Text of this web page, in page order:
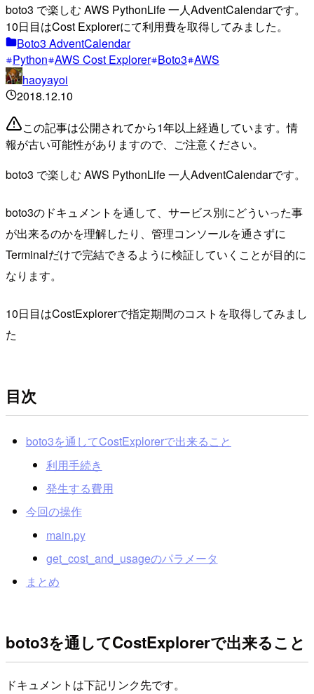
boto3 で楽しむ AWS PythonLife 一人AdventCalendarです。
10日目はCost Explorerにて利用費を取得してみました。
Boto3 AdventCalendar
Python AWS Cost Explorer Boto3 AWS
haoyayoi
2018.12.10
この記事は公開されてから1年以上経過しています。情
報が古い可能性がありますので、ご注意ください。
boto3 で楽しむ AWS PythonLife 一人AdventCalendarです。
boto3のドキュメントを通して、サービス別にどういった事
が出来るのかを理解したり、管理コンソールを通さずに
Terminalだけで完結できるように検証していくことが目的に
なります。
10日目はCostExplorerで指定期間のコストを取得してみまし
た
目次
boto3を通してCostExplorerで出来ること
利用手続き
発生する費用
今回の操作
main.py
get_cost_and_usageのパラメータ
まとめ
boto3を通してCostExplorerで出来ること
ドキュメントは下記リンク先です。